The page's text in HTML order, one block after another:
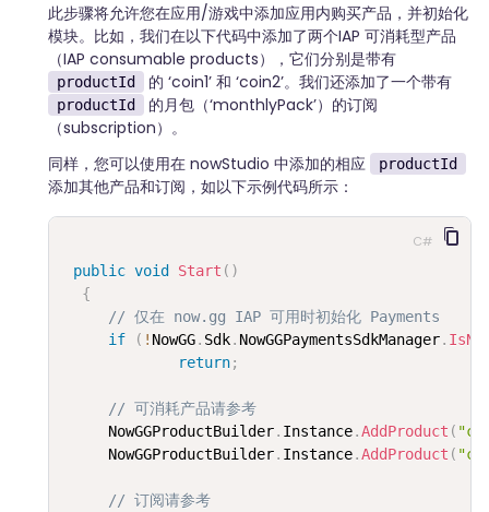
此步骤将允许您在应用/游戏中添加应用内购买产品，并初始化
模块。比如，我们在以下代码中添加了两个IAP 可消耗型产品
（IAP consumable products），它们分别是带有
productId 的 ‘coin1’ 和 ‘coin2’。我们还添加了一个带有
productId
的月包（‘monthlyPack’）的订阅
（subscription）。
同样，您可以使用在 nowStudio 中添加的相应
productId
添加其他产品和订阅，如以下示例代码所示：
public void Start ( )
{
// 仅在 now.gg IAP 可用时初始化 Payments
if
( ! NowGG. Sdk. NowGGPaymentsSdkManager.
return;
// 可消耗产品请参考
     NowGGProductBuilder
. Instance.AddProduct (
     NowGGProductBuilder
. Instance.AddProduct (
// 订阅请参考
C#